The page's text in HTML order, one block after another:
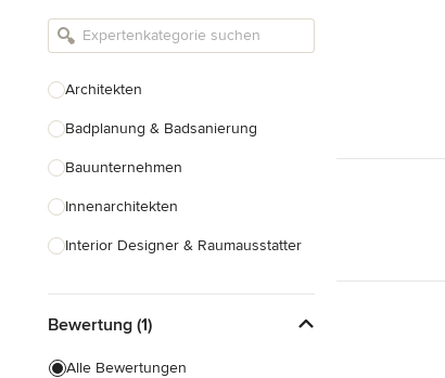
Architekten
Badplanung & Badsanierung
Bauunternehmen
Innenarchitekten
Interior Designer & Raumausstatter
Landschaftsarchitekten
Armaturen & Sanitärbedarf
Bewertung (1)
Alle Bewertungen